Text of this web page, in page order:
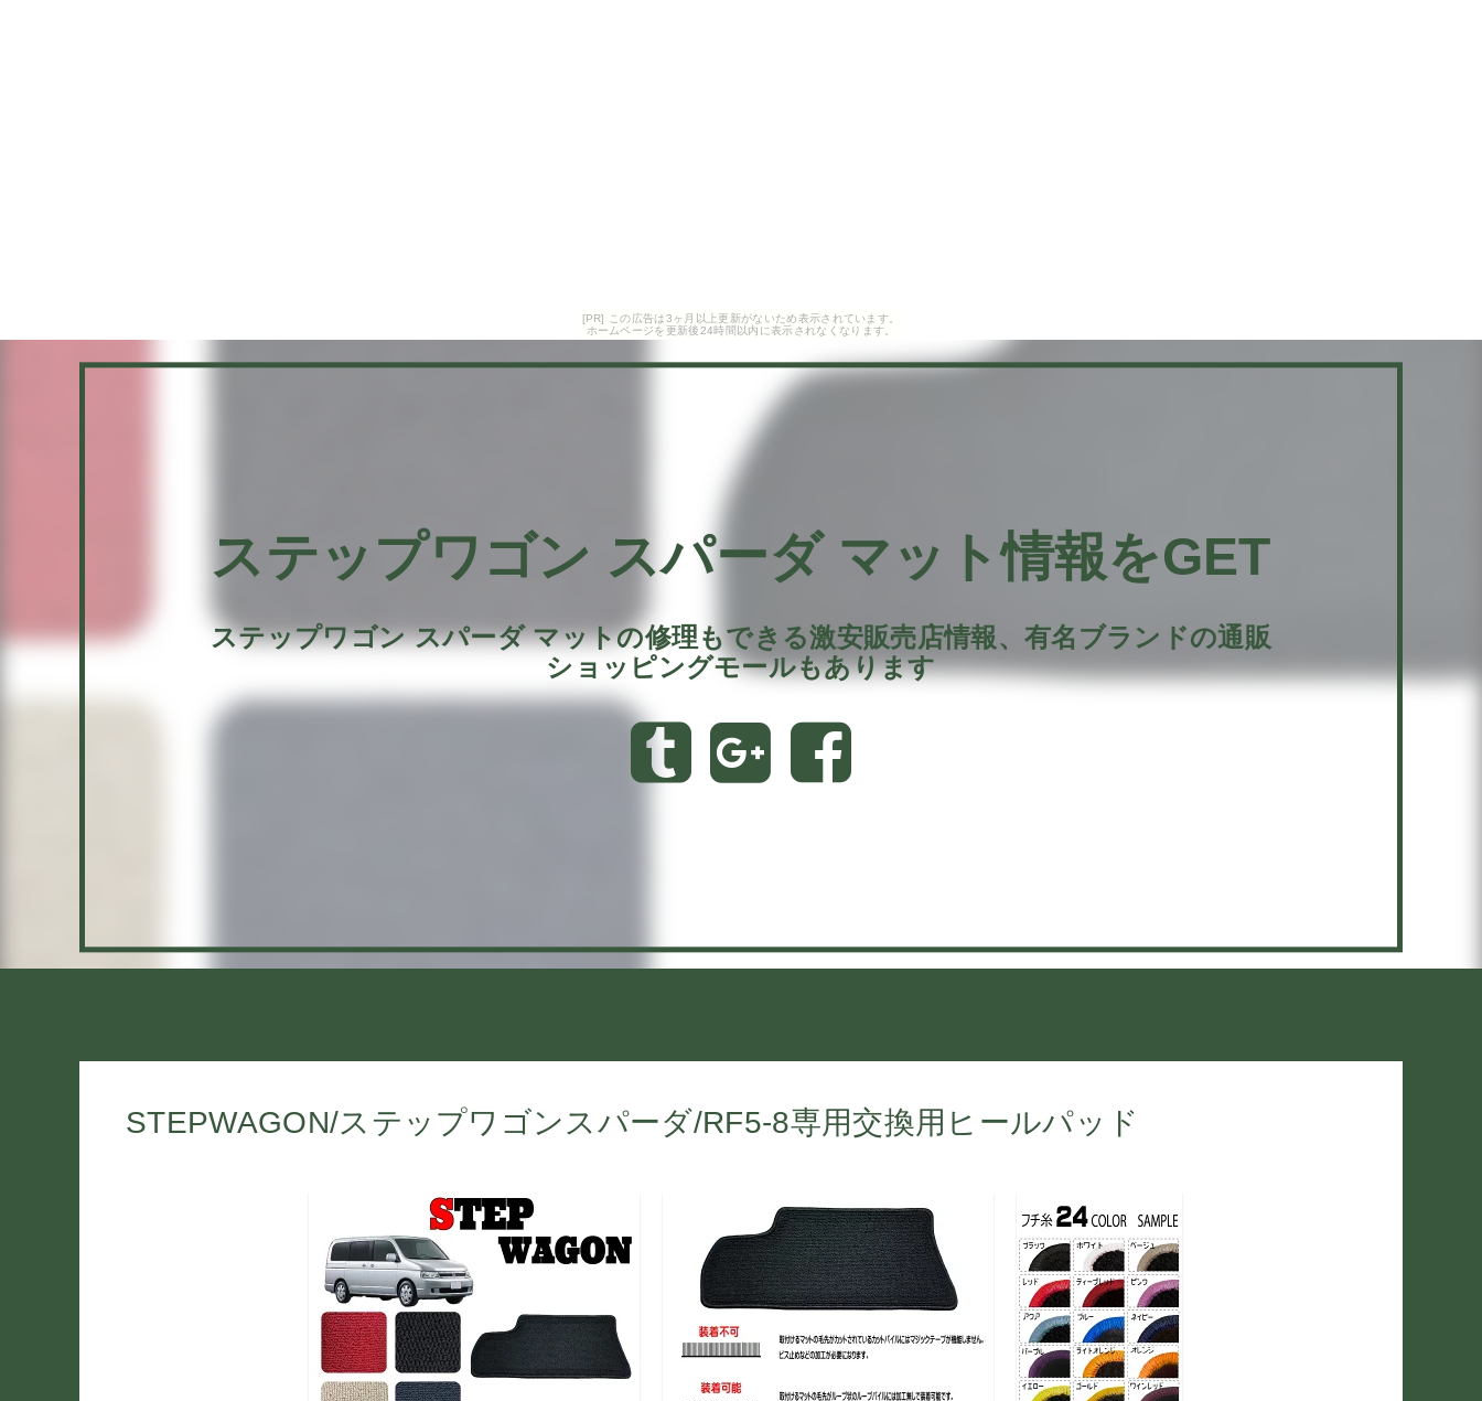
[PR] この広告は3ヶ月以上更新がないため表示されています。
ホームページを更新後24時間以内に表示されなくなります。
ステップワゴン スパーダ マット情報をGET
ステップワゴン スパーダ マットの修理もできる激安販売店情報、有名ブランドの通販
ショッピングモールもあります
STEPWAGON/ステップワゴンスパーダ/RF5-8専用交換用ヒールパッド